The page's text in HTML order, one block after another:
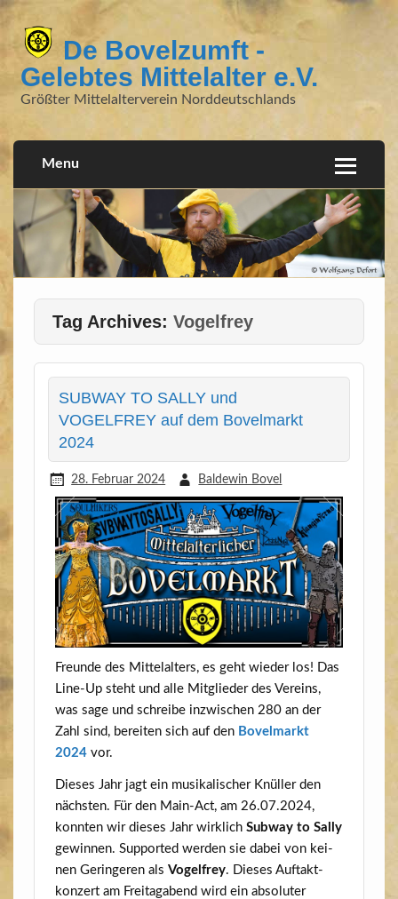
De Bovelzumft -
Gelebtes Mittelalter e.V.
Größter Mittelalterverein Norddeutschlands
Menu
Tag Archives: Vogelfrey
SUBWAY TO SALLY und
VOGELFREY auf dem Bovelmarkt
2024
28. Februar 2024 Baldewin Bovel
Freun­de des Mit­tel­al­ters, es geht wie­der los! Das
Line-Up steht und alle Mit­glie­der des Ver­eins,
was sage und schrei­be inzwi­schen 280 an der
Zahl sind, berei­ten sich auf den Bovel­markt
2024vor.
Die­ses Jahr jagt ein musi­ka­li­scher Knül­ler den
nächs­ten. Für den Main-Act, am 26.07.2024,
konn­ten wir die­ses Jahr wirk­lich Sub­way to Sal­ly
gewin­nen. Sup­port­ed wer­den sie dabei von kei­
nen Gerin­ge­ren als Vogel­frey. Die­ses Auf­takt­
kon­zert am Frei­tag­abend wird ein abso­lu­ter